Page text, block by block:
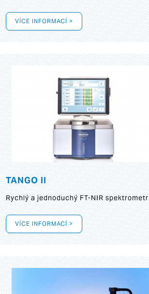
VÍCE INFORMACÍ >
TANGO II
Rychlý a jednoduchý FT-NIR spektrometr
VÍCE INFORMACÍ >